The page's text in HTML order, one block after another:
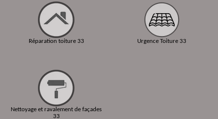
Réparation toiture 33
Nettoyage et ravalement de façades
33
Urgence Toiture 33